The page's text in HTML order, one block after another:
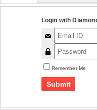
Login with
Remember Me